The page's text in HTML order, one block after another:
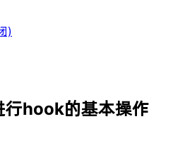
)
hook的基本操作